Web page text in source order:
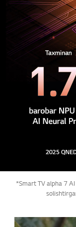
*Smart TV alpha 7